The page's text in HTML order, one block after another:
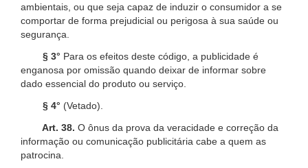
ambientais, ou que seja capaz de induzir o consumidor a se
comportar de forma prejudicial ou perigosa à sua saúde ou
segurança.
§ 3° Para os efeitos deste código, a publicidade é
enganosa por omissão quando deixar de informar sobre
dado essencial do produto ou serviço.
§ 4° (Vetado).
Art. 38. O ônus da prova da veracidade e correção da
informação ou comunicação publicitária cabe a quem as
patrocina.